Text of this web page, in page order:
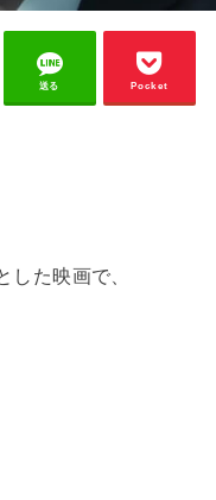
送る Pocket
した映画で、